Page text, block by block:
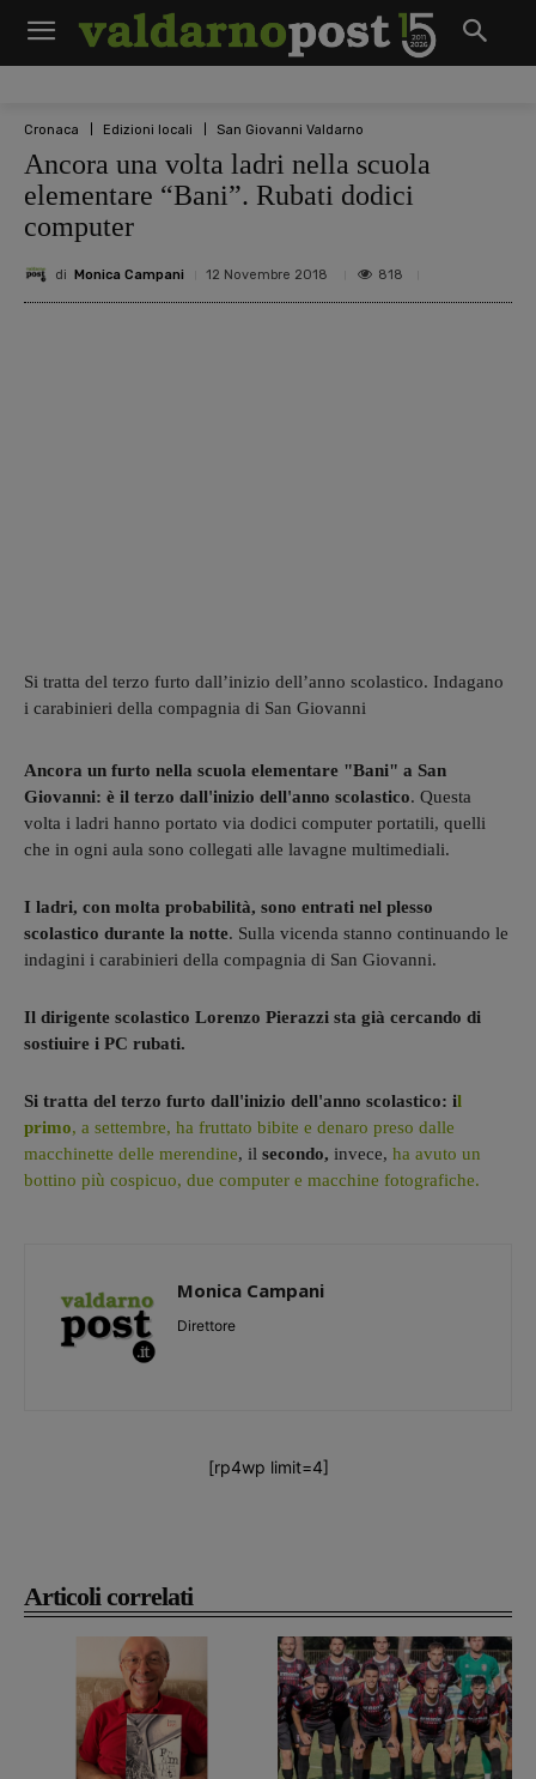
Cronaca Edizioni locali San Giovanni Valdarno
Ancora una volta ladri nella scuola
elementare “Bani”. Rubati dodici
computer
di Monica Campani 12 Novembre 2018 818
Articoli correlati
Si tratta del terzo furto dall’inizio dell’anno scolastico. Indagano
i carabinieri della compagnia di San Giovanni
Ancora un furto nella scuola elementare "Bani" a San
Giovanni: è il terzo dall'inizio dell'anno scolastico. Questa
volta i ladri hanno portato via dodici computer portatili, quelli
che in ogni aula sono collegati alle lavagne multimediali.
I ladri, con molta probabilità, sono entrati nel plesso
scolastico durante la notte. Sulla vicenda stanno continuando le
indagini i carabinieri della compagnia di San Giovanni.
Il dirigente scolastico Lorenzo Pierazzi sta già cercando di
sostiuire i PC rubati.
Si tratta del terzo furto dall'inizio dell'anno scolastico: il
primo, a settembre, ha fruttato bibite e denaro preso dalle
macchinette delle merendine, il secondo, invece, ha avuto un
bottino più cospicuo, due computer e macchine fotografiche.
Monica Campani
Direttore
[rp4wp limit=4]